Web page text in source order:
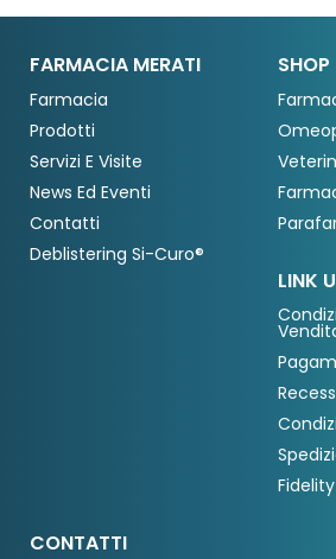
FARMACIA MERATI
Farmacia
Prodotti
Servizi E Visite
News Ed Eventi
Contatti
Deblistering Si-Curo®
SHOP
LINK
CONTATTI